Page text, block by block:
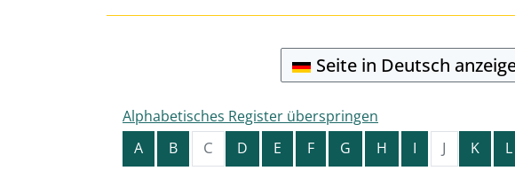
Seite in Deutsch
Alphabetisches Register überspringen
A
B C D E F G H I J K L